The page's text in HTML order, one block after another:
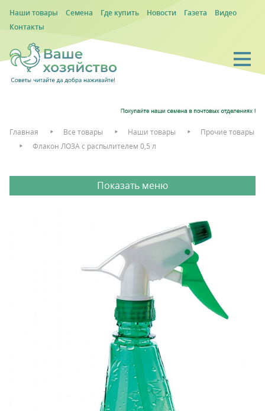
Наши товары Семена Где купить Новости Газета
Видео
Контакты
Главная Все товары Наши товары
Прочие товары
Флакон ЛОЗА с распылителем 0,5 л